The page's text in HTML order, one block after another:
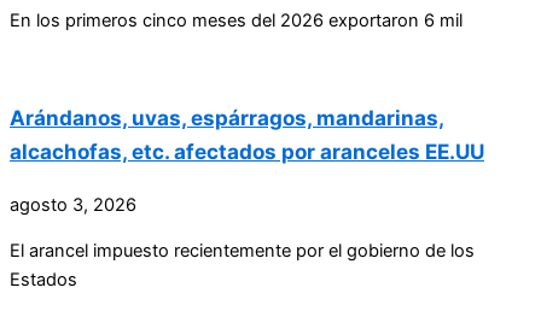
En los primeros cinco meses del 2026 exportaron 6 mil
Arándanos, uvas, espárragos, mandarinas,
alcachofas, etc. afectados por aranceles EE.UU
agosto 3, 2026
El arancel impuesto recientemente por el gobierno de los
Estados